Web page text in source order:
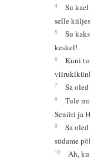
4
Su
selle
5
Su
keskel!
6
Kuni
7 Sa
8
Tule
Seniiri ja
9
Sa
südame
10 Ah,